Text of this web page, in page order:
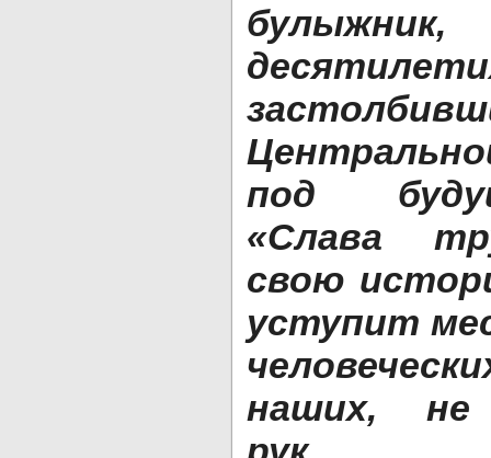
под
«Слава
свою
уступит
наших, не